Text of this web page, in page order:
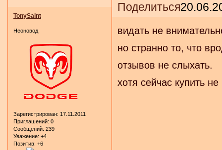
Поделиться
TonySaint
Неоновод
Зарегистрирован: 17.11.2011
Приглашений: 0
Сообщений: 239
Уважение: +4
Позитив: +6
видать не
но странно то, что
отзывов не слыхать.
хотя сейчас купить